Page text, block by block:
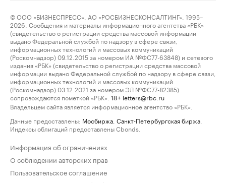
© ООО «БИЗНЕСПРЕСС», АО «РОСБИЗНЕСКОНСАЛТИНГ», 1995–
2026. Сообщения и материалы информационного агентства «РБК»
(свидетельство о регистрации средства массовой информации
выдано Федеральной службой по надзору в сфере связи,
информационных технологий и массовых коммуникаций
(Роскомнадзор) 09.12.2015 за номером ИА №ФС77-63848) и сетевого
издания «РБК» (свидетельство о регистрации средства массовой
информации выдано Федеральной службой по надзору в сфере связи,
информационных технологий и массовых коммуникаций
(Роскомнадзор) 03.12.2021 за номером ЭЛ №ФС77-82385)
сопровождаются пометкой «РБК».
18+ letters@rbc.ru
Владельцем сайта является информационное агентство «РБК».
Данные предоставлены: Мосбиржа Санкт-Петербургская биржа
Индексы облигаций предоставлены Cbonds.
Информация об ограничениях
О соблюдении авторских прав
Пользовательское соглашение